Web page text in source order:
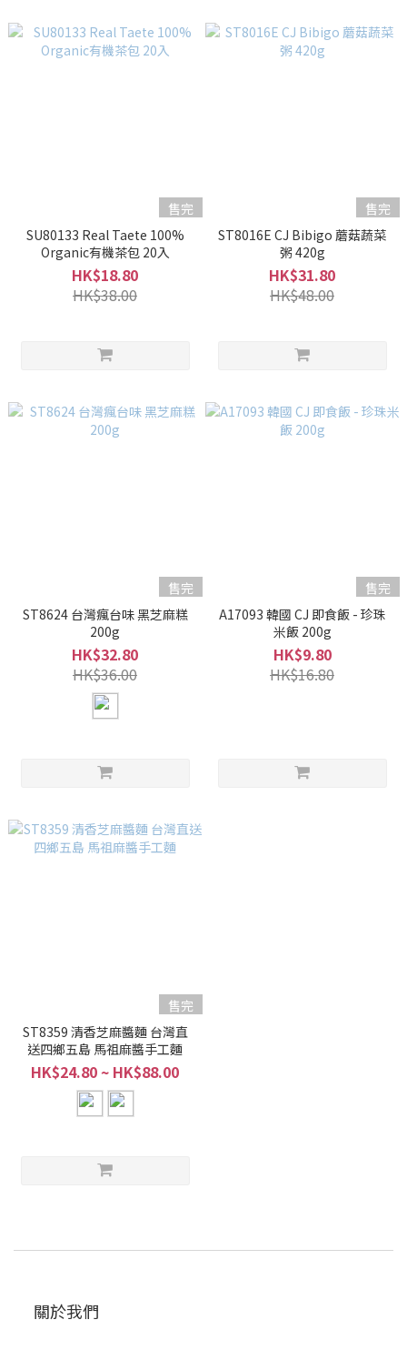
售完
SU80133 Real Taete 100%
Organic有機茶包 20入
HK$18.80
HK$38.00
售完
ST8016E CJ Bibigo 蘑菇蔬菜
粥 420g
HK$31.80
HK$48.00
售完
ST8624 台灣瘋台味 黑芝麻糕
200g
HK$32.80
HK$36.00
售完
A17093 韓國 CJ 即食飯 - 珍珠
米飯 200g
HK$9.80
HK$16.80
售完
ST8359 清香芝麻醬麵 台灣直
送四鄉五島 馬祖麻醬手工麵
HK$24.80 ~ HK$88.00
關於我們